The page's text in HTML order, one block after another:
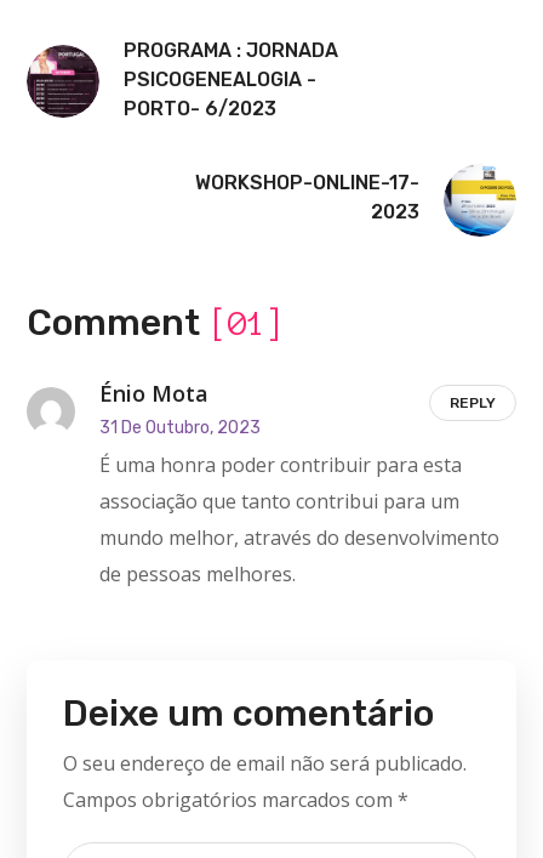
PROGRAMA : JORNADA
PSICOGENEALOGIA -
PORTO- 6/2023
WORKSHOP-ONLINE-17-
2023
Comment [01]
Énio Mota
31 De Outubro, 2023
É uma honra poder contribuir para esta
associação que tanto contribui para um
mundo melhor, através do desenvolvimento
de pessoas melhores.
REPLY
Deixe um comentário
O seu endereço de email não será publicado.
Campos obrigatórios marcados com*